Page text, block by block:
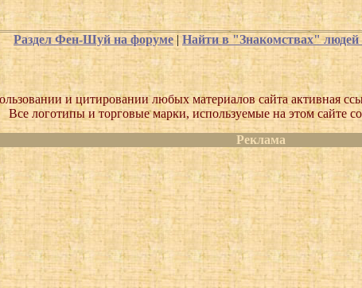
Раздел Фен-Шуй на форуме|Найти в "Знакомствах"
и цитировании любых материалов сайта активная
Все логотипы и торговые марки, используемые на этом сайте
Реклама